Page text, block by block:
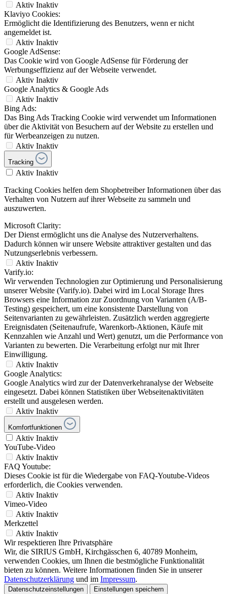
Aktiv Inaktiv
Klaviyo Cookies:
Ermöglicht die Identifizierung des Benutzers, wenn er nicht
angemeldet ist.
Aktiv Inaktiv
Google AdSense:
Das Cookie wird von Google AdSense für Förderung der
Werbungseffizienz auf der Webseite verwendet.
Aktiv Inaktiv
Google Analytics & Google Ads
Aktiv Inaktiv
Bing Ads:
Das Bing Ads Tracking Cookie wird verwendet um Informationen
über die Aktivität von Besuchern auf der Website zu erstellen und
für Werbeanzeigen zu nutzen.
Aktiv Inaktiv
Tracking
Aktiv Inaktiv
Tracking Cookies helfen dem Shopbetreiber Informationen über das
Verhalten von Nutzern auf ihrer Webseite zu sammeln und
auszuwerten.
Microsoft Clarity:
Der Dienst ermöglicht uns die Analyse des Nutzerverhaltens.
Dadurch können wir unsere Website attraktiver gestalten und das
Nutzungserlebnis verbessern.
Aktiv Inaktiv
Varify.io:
Wir verwenden Technologien zur Optimierung und Personalisierung
unserer Website (Varify.io). Dabei wird im Local Storage Ihres
Browsers eine Information zur Zuordnung von Varianten (A/B-
Testing) gespeichert, um eine konsistente Darstellung von
Seitenvarianten zu gewährleisten. Zusätzlich werden aggregierte
Ereignisdaten (Seitenaufrufe, Warenkorb-Aktionen, Käufe mit
Kennzahlen wie Anzahl und Wert) genutzt, um die Performance von
Varianten zu bewerten. Die Verarbeitung erfolgt nur mit Ihrer
Einwilligung.
Aktiv Inaktiv
Google Analytics:
Google Analytics wird zur der Datenverkehranalyse der Webseite
eingesetzt. Dabei können Statistiken über Webseitenaktivitäten
erstellt und ausgelesen werden.
Aktiv Inaktiv
Komfortfunktionen
Aktiv Inaktiv
YouTube-Video
Aktiv Inaktiv
FAQ Youtube:
Dieses Cookie ist für die Wiedergabe von FAQ-Youtube-Videos
erforderlich, die Cookies verwenden.
Aktiv Inaktiv
Vimeo-Video
Aktiv Inaktiv
Merkzettel
Aktiv Inaktiv
Wir respektieren Ihre Privatsphäre
Wir, die SIRIUS GmbH, Kirchgässchen 6, 40789 Monheim,
verwenden Cookies, um Ihnen die bestmögliche Funktionalität
bieten zu können. Weitere Informationen finden Sie in unserer
Datenschutzerklärung und im Impressum.
Datenschutzeinstellungen Einstellungen speichern